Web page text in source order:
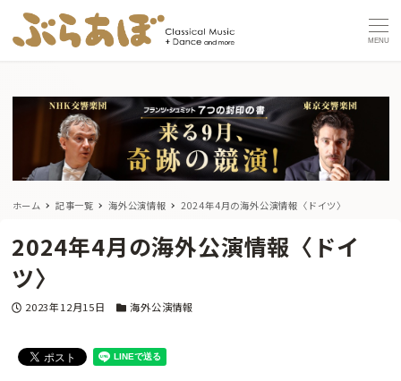
MENU
ホーム 記事一覧 海外公演情報 2024年4月の海外公演情報〈ドイツ〉
2024年4月の海外公演情報〈ドイ
ツ〉
投稿日
2023年12月15日 カテゴリー
海外公演情報